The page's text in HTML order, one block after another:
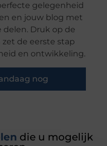
gelegenheid
en jouw blog met
Druk op de
zet de eerste stap
en ontwikkeling.
nog
die u mogelijk